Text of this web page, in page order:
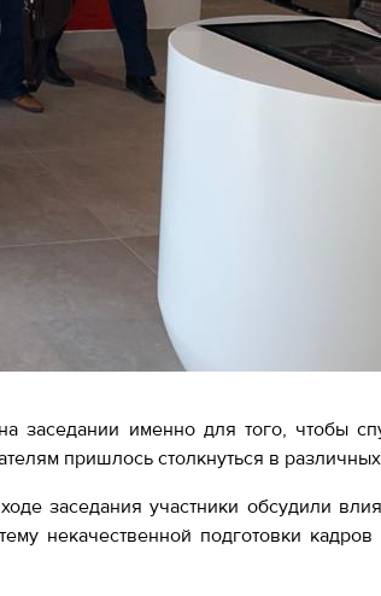
заседании именно для того, чтобы
пришлось столкнуться в
заседания участники обсудили
некачественной подготовки